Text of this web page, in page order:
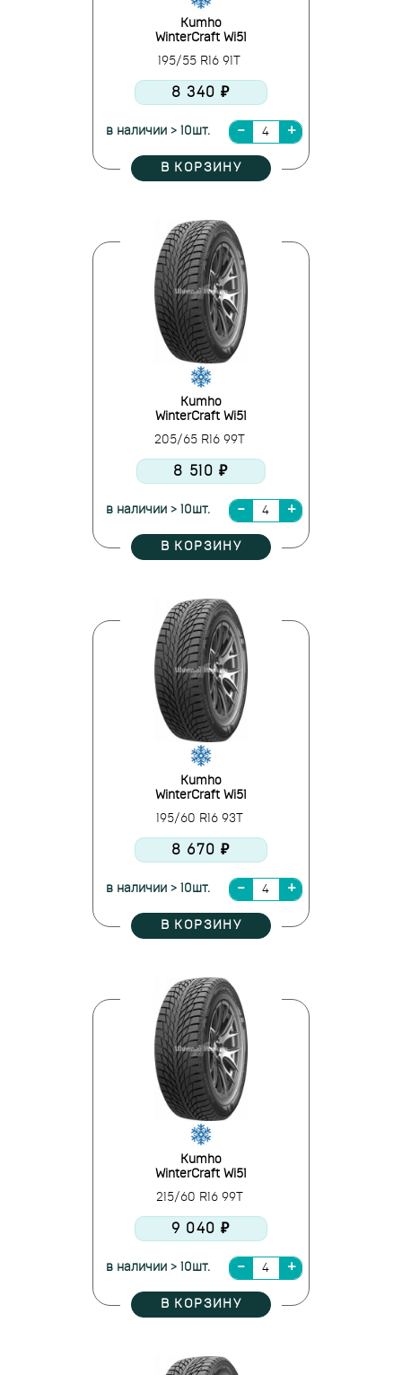
Kumho
WinterCraft Wi51
195/55 R16 91T
8 340 ₽
в наличии > 10шт.
В КОРЗИНУ
Kumho
WinterCraft Wi51
205/65 R16 99T
8 510 ₽
в наличии > 10шт.
В КОРЗИНУ
Kumho
WinterCraft Wi51
195/60 R16 93T
8 670 ₽
в наличии > 10шт.
В КОРЗИНУ
Kumho
WinterCraft Wi51
215/60 R16 99T
9 040 ₽
в наличии > 10шт.
В КОРЗИНУ